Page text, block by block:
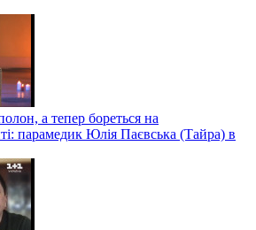
а тепер бореться на
парамедик Юлія Паєвська (Тайра) в